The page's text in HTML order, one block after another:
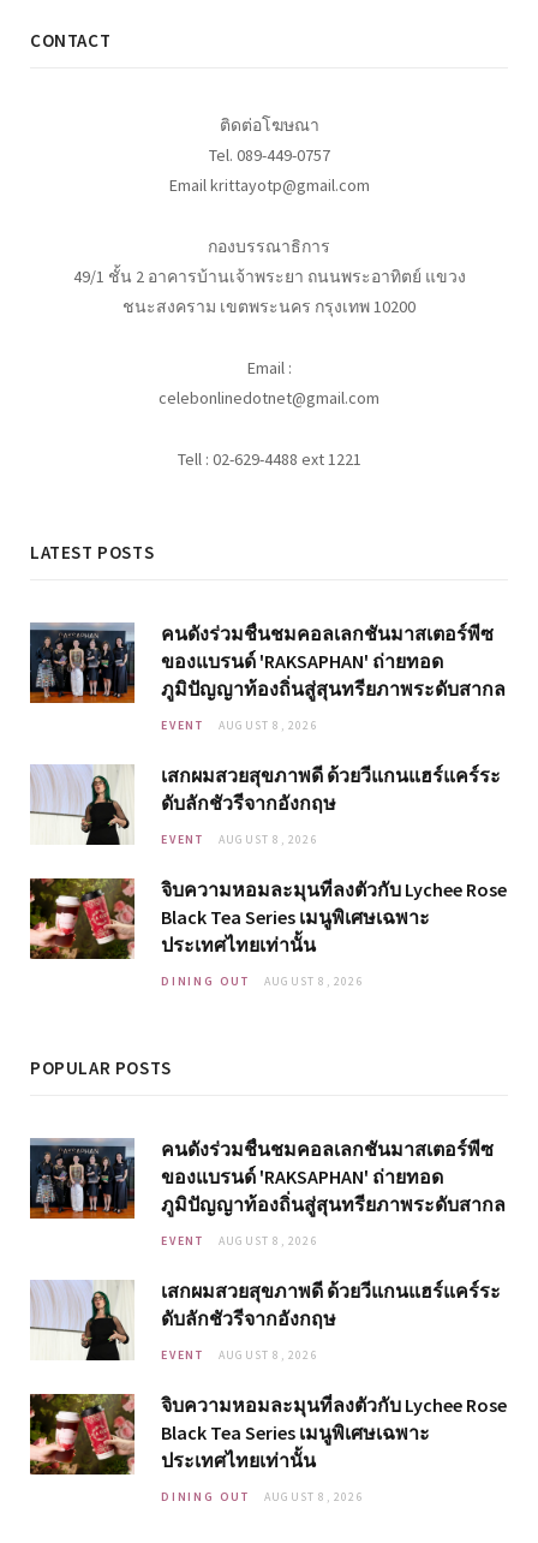
CONTACT
ติดต่อโฆษณา
Tel. 089-449-0757
Email krittayotp@gmail.com
กองบรรณาธิการ
49/1 ชั้น 2 อาคารบ้านเจ้าพระยา ถนนพระอาทิตย์ แขวง
ชนะสงคราม เขตพระนคร กรุงเทพ 10200
Email :
celebonlinedotnet@gmail.com
Tell : 02-629-4488 ext 1221
LATEST POSTS
คนดังร่วมชื่นชมคอลเลกชันมาสเตอร์พีซ
ของแบรนด์ 'RAKSAPHAN' ถ่ายทอด
ภูมิปัญญาท้องถิ่นสู่สุนทรียภาพระดับสากล
EVENT AUGUST 8, 2026
เสกผมสวยสุขภาพดี ด้วยวีแกนแฮร์แคร์ระ
ดับลักชัวรีจากอังกฤษ
EVENT AUGUST 8, 2026
จิบความหอมละมุนที่ลงตัวกับ Lychee Rose
Black Tea Series เมนูพิเศษเฉพาะ
ประเทศไทยเท่านั้น
DINING OUT AUGUST 8, 2026
POPULAR POSTS
คนดังร่วมชื่นชมคอลเลกชันมาสเตอร์พีซ
ของแบรนด์ 'RAKSAPHAN' ถ่ายทอด
ภูมิปัญญาท้องถิ่นสู่สุนทรียภาพระดับสากล
EVENT AUGUST 8, 2026
เสกผมสวยสุขภาพดี ด้วยวีแกนแฮร์แคร์ระ
ดับลักชัวรีจากอังกฤษ
EVENT AUGUST 8, 2026
จิบความหอมละมุนที่ลงตัวกับ Lychee Rose
Black Tea Series เมนูพิเศษเฉพาะ
ประเทศไทยเท่านั้น
DINING OUT AUGUST 8, 2026